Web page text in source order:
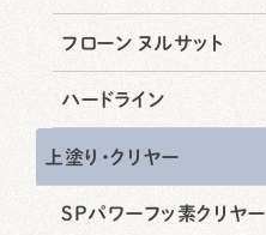
フローン ヌルサット
ハードライン
上塗り・クリヤー
SPパワーフッ素クリヤー